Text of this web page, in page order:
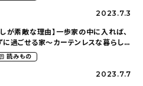
2023.7.3
が素敵な理由】一歩家の中に入れば、
過ごせる家〜カーテンレスな暮らし
ん）
読みもの
2023.7.7